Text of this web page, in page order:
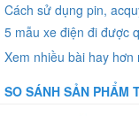
Cách sử dụng pin,
5 mẫu xe điện đi được
Xem nhiều bài hay hơn
SO SÁNH SẢN PHẨM